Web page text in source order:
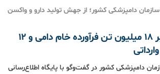
دامپزشکی کشور؛ از جهش تولید دارو و واکسن
نظارت بهداشتی بر ۱۸ میلیون تن فرآورده خام دامی و ۱۲
دامپزشکی کشور در گفت‌وگو با پایگاه اطلاع‌رسانی